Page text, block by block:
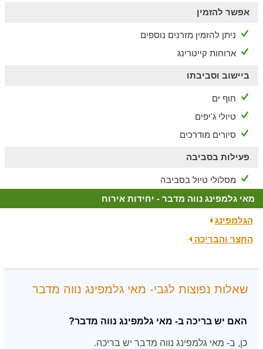
אפשר להזמין
ניתן להזמין מזרנים נוספים
ארוחות קייטרינג
ביישוב וסביבתו
חוף ים
טיולי ג'יפים
סיורים מודרכים
פעילות בסביבה
מסלולי טיול בסביבה
מאי גלמפינג נווה מדבר - יחידות אירוח
הגלמפינג
החצר והבריכה
שאלות נפוצות לגבי- מאי גלמפינג נווה מדבר
האם יש בריכה ב- מאי גלמפינג נווה מדבר?
כן, ב- מאי גלמפינג נווה מדבר יש בריכה.